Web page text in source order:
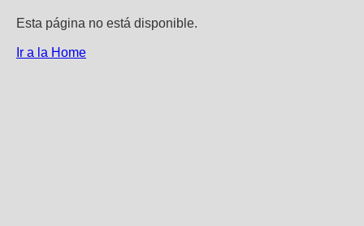
Esta página no está disponible.
Ir a la Home